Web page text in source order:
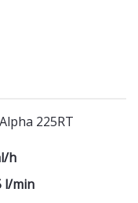
225RT
h
l/min